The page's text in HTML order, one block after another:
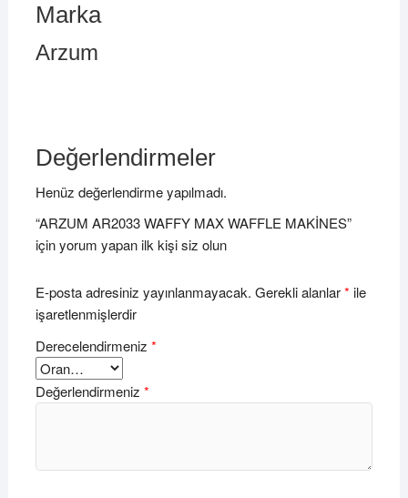
Marka
Arzum
Değerlendirmeler
Henüz değerlendirme yapılmadı.
“ARZUM AR2033 WAFFY MAX WAFFLE MAKİNES”
için yorum yapan ilk kişi siz olun
E-posta adresiniz yayınlanmayacak. Gerekli alanlar* ile
işaretlenmişlerdir
Derecelendirmeniz *
Değerlendirmeniz *